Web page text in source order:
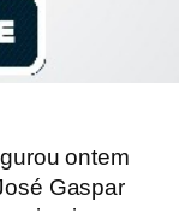
ontem
Gaspar